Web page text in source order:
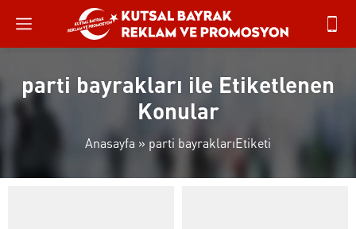
parti bayrakları ile Etiketlenen
Konular
Anasayfa » parti bayraklarıEtiketi